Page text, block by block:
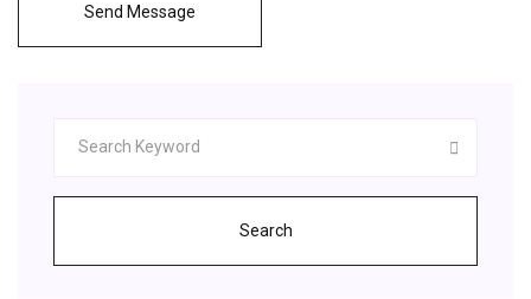
Send Message
Search